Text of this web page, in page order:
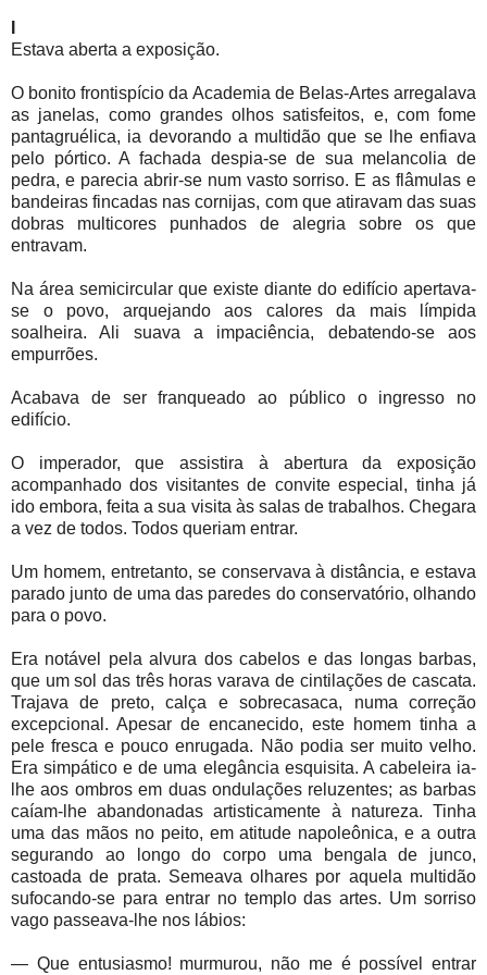
Estava aberta a exposição.
O bonito frontispício da Academia de Belas-Artes arregalava
as janelas, como grandes olhos satisfeitos, e, com fome
pantagruélica, ia devorando a multidão que se lhe enfiava
pelo pórtico. A fachada despia-se de sua melancolia de
pedra, e parecia abrir-se num vasto sorriso. E as flâmulas e
bandeiras fincadas nas cornijas, com que atiravam das suas
dobras multicores punhados de alegria sobre os que
entravam.
Na área semicircular que existe diante do edifício apertava-
se o povo, arquejando aos calores da mais límpida
soalheira. Ali suava a impaciência, debatendo-se aos
empurrões.
Acabava de ser franqueado ao público o ingresso no
edifício.
O imperador, que assistira à abertura da exposição
acompanhado dos visitantes de convite especial, tinha já
ido embora, feita a sua visita às salas de trabalhos. Chegara
a vez de todos. Todos queriam entrar.
Um homem, entretanto, se conservava à distância, e estava
parado junto de uma das paredes do conservatório, olhando
para o povo.
Era notável pela alvura dos cabelos e das longas barbas,
que um sol das três horas varava de cintilações de cascata.
Trajava de preto, calça e sobrecasaca, numa correção
excepcional. Apesar de encanecido, este homem tinha a
pele fresca e pouco enrugada. Não podia ser muito velho.
Era simpático e de uma elegância esquisita. A cabeleira ia-
lhe aos ombros em duas ondulações reluzentes; as barbas
caíam-lhe abandonadas artisticamente à natureza. Tinha
uma das mãos no peito, em atitude napoleônica, e a outra
segurando ao longo do corpo uma bengala de junco,
castoada de prata. Semeava olhares por aquela multidão
sufocando-se para entrar no templo das artes. Um sorriso
vago passeava-lhe nos lábios:
— Que entusiasmo! murmurou, não me é possível entrar